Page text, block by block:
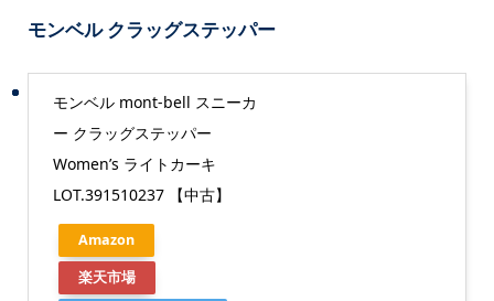
モンベル クラッグステッパー
モンベル mont-bell スニーカ
ー クラッグステッパー
Women’s ライトカーキ
LOT.391510237 【中古】
Amazon
楽天市場